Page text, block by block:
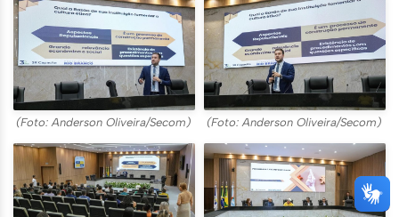
(Foto: Anderson Oliveira/Secom) (Foto: Anderson Oliveira/Secom)